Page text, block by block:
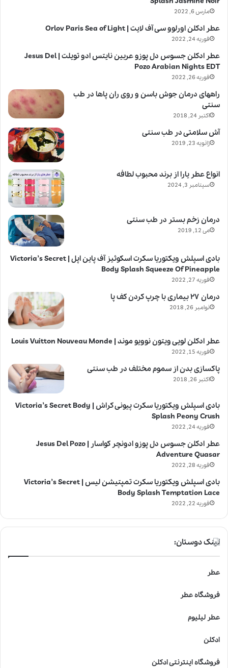
مارس 6, 2022
عطر ادکلن اورلوو سی آف لایت | Orlov Paris Sea of Light
فوریه 24, 2022
عطر ادکلن جسوس دل پوزو عربین نایتس ادو تویلت | Jesus Del
Pozo Arabian Nights EDT
فوریه 26, 2022
راههای درمان جوش باسن و روی ران پاها در طب
سنتی
اکتبر 24, 2018
آش سلامتی در طب سنتی
ژانویه 23, 2019
انواع عطر یارا از برند محبوب لطافه
سپتامبر 3, 2024
درمان زخم بستر در طب سنتی
می 12, 2019
بادی اسپلش ویکتوریا سکرت اسکوئیز آف پاین اپل | Victoria’s Secret
Body Splash Squeeze Of Pineapple
فوریه 27, 2022
درمان ۲۷ بیماری با چرپ کردن کف پا
نوامبر 26, 2018
عطر ادکلن لویی ویتون نوویو موند | Louis Vuitton Nouveau Monde
فوریه 15, 2022
پاکسازی بدن از سموم مختلف در طب سنتی
اکتبر 26, 2018
بادی اسپلش ویکتوریا سکرت پیونی کراش | Victoria’s Secret Body
Splash Peony Crush
فوریه 24, 2022
عطر ادکلن جسوس دل پوزو ادونچر کواسار | Jesus Del Pozo
Adventure Quasar
فوریه 28, 2022
بادی اسپلش ویکتوریا سکرت تمپتیشن لیس | Victoria’s Secret
Body Splash Temptation Lace
فوریه 22, 2022
لینک دوستان:
عطر
فروشگاه عطر
عطر لیلیوم
ادکلن
فروشگاه اینترنتی ادکلن